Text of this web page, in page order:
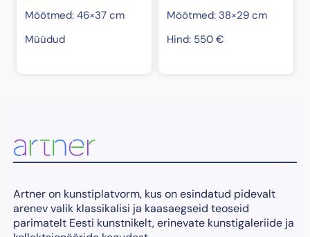
Mõõtmed: 46×37 cm
Müüdud
Mõõtmed: 38×29 cm
Hind: 550€
Artner on kunstiplatvorm, kus on esindatud pidevalt
arenev valik klassikalisi ja kaasaegseid teoseid
parimatelt Eesti kunstnikelt, erinevate kunstigaleriide ja